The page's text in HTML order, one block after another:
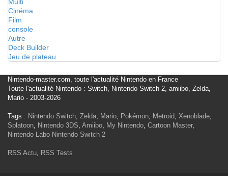
Cinéma
Film
console
Autre
Deck Builder
Jeu de plateau
Nintendo-master.com, toute l'actualité Nintendo en France
Toute l'actualité Nintendo : Switch, Nintendo Switch 2, amiibo, Zelda,
Mario - 2003-2026
Tags : Nintendo Switch, Zelda, Mario, Pokémon, Metroid, Xenoblade,
Splatoon, Nintendo 3DS, Amiibo, My Nintendo, Cartoon Master,
Nintendo Labo Nintendo Switch 2
RSS Actu, RSS Tests